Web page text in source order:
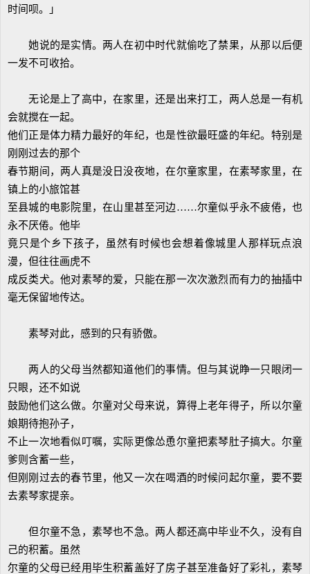
时间呗。」
她说的是实情。两人在初中时代就偷吃了禁果，从那以后便
一发不可收拾。
无论是上了高中，在家里，还是出来打工，两人总是一有机
会就搅在一起。
他们正是体力精力最好的年纪，也是性欲最旺盛的年纪。特别是
刚刚过去的那个
春节期间，两人真是没日没夜地，在尔童家里，在素琴家里，在
镇上的小旅馆甚
至县城的电影院里，在山里甚至河边……尔童似乎永不疲倦，也
永不厌倦。他毕
竟只是个乡下孩子，虽然有时候也会想着像城里人那样玩点浪
漫，但往往画虎不
成反类犬。他对素琴的爱，只能在那一次次激烈而有力的抽插中
毫无保留地传达。
素琴对此，感到的只有骄傲。
两人的父母当然都知道他们的事情。但与其说睁一只眼闭一
只眼，还不如说
鼓励他们这么做。尔童对父母来说，算得上老年得子，所以尔童
娘期待抱孙子，
不止一次地看似叮嘱，实际更像怂恿尔童把素琴肚子搞大。尔童
爹则含蓄一些，
但刚刚过去的春节里，他又一次在喝酒的时候问起尔童，要不要
去素琴家提亲。
但尔童不急，素琴也不急。两人都还高中毕业不久，没有自
己的积蓄。虽然
尔童的父母已经用毕生积蓄盖好了房子甚至准备好了彩礼，素琴